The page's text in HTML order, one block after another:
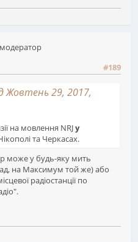
#189
Жовтень 29, 2017,
на мовлення NRJу
та Черкасах.
може у будь-яку мить
на Максимум той же) або
радіостанції по